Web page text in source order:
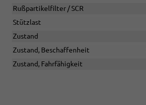
Rußpartikelfilter / SCR
Stützlast
Zustand
Zustand, Beschaffenheit
Zustand, Fahrfähigkeit